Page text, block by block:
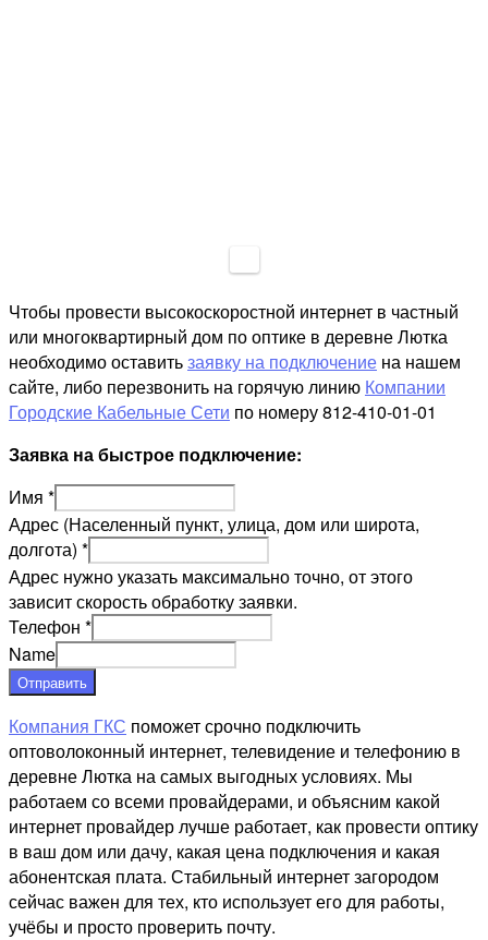
Чтобы провести высокоскоростной интернет в частный
или многоквартирный дом по оптике в деревне Лютка
необходимо оставитьзаявку на подключение на нашем
сайте, либо перезвонить на горячую линию Компании
Городские Кабельные Сети по номеру 812-410-01-01
Заявка на быстрое подключение:
Имя *
Адрес (Населенный пункт, улица, дом или широта,
долгота) *
Адрес нужно указать максимально точно, от этого
зависит скорость обработку заявки.
Телефон *
Name
Отправить
Компания ГКС поможет срочно подключить
оптоволоконный интернет, телевидение и телефонию в
деревне Лютка на самых выгодных условиях. Мы
работаем со всеми провайдерами, и объясним какой
интернет провайдер лучше работает, как провести оптику
в ваш дом или дачу, какая цена подключения и какая
абонентская плата. Стабильный интернет загородом
сейчас важен для тех, кто использует его для работы,
учёбы и просто проверить почту.